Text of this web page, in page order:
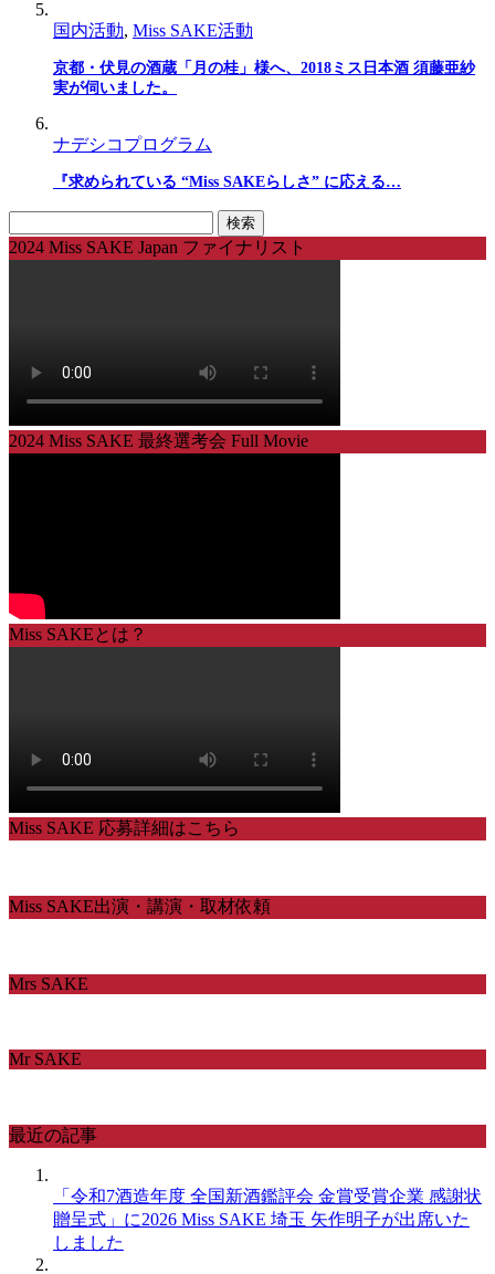
国内活動, Miss SAKE活動
京都・伏見の酒蔵「月の桂」様へ、2018ミス日本酒 須藤亜紗
実が伺いました。
ナデシコプログラム
『求められている “Miss SAKEらしさ” に応える…
索:
2024 Miss SAKE Japan ファイナリスト
2024 Miss SAKE 最終選考会 Full Movie
Miss SAKEとは？
Miss SAKE 応募詳細はこちら
Miss SAKE出演・講演・取材依頼
Mrs SAKE
Mr SAKE
最近の記事
「令和7酒造年度 全国新酒鑑評会 金賞受賞企業 感謝状
贈呈式」に2026 Miss SAKE 埼玉 矢作明子が出席いた
しました